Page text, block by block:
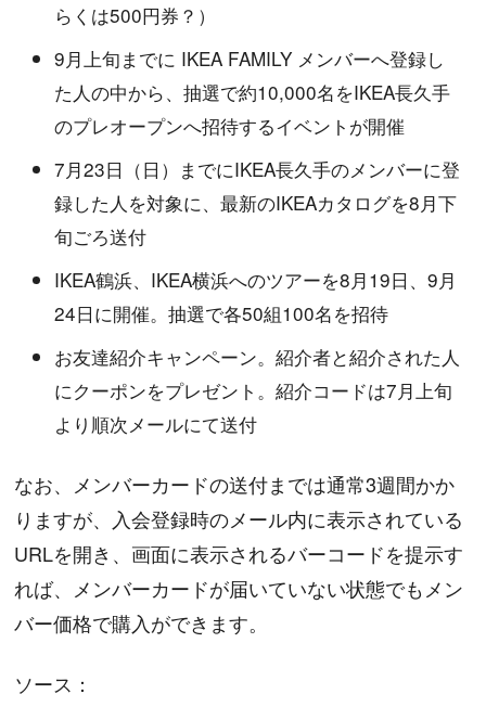
らくは500円券？）
9月上旬までに IKEA FAMILY メンバーへ登録し
た人の中から、抽選で約10,000名をIKEA長久手
のプレオープンへ招待するイベントが開催
7月23日（日）までにIKEA長久手のメンバーに登
録した人を対象に、最新のIKEAカタログを8月下
旬ごろ送付
IKEA鶴浜、IKEA横浜へのツアーを8月19日、9月
24日に開催。抽選で各50組100名を招待
お友達紹介キャンペーン。紹介者と紹介された人
にクーポンをプレゼント。紹介コードは7月上旬
より順次メールにて送付
なお、メンバーカードの送付までは通常3週間かか
りますが、入会登録時のメール内に表示されている
URLを開き、画面に表示されるバーコードを提示す
れば、メンバーカードが届いていない状態でもメン
バー価格で購入ができます。
ソース：